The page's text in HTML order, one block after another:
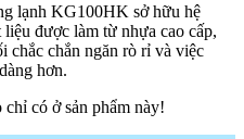
lạnh KG100HK sở hữu hệ
được làm từ nhựa cao cấp,
chắc chắn ngăn rò rỉ và việc
hơn.
có ở sản phẩm này!